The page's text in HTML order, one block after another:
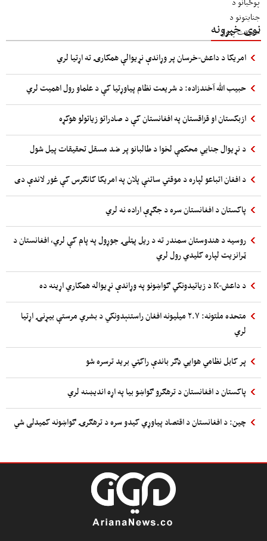
نوی خبرونه
امریکا د داعش-خرسان پر وړاندې نړیوالې همکارۍ ته اړتیا لري
حبیب الله آخندزاده: د شریعت نظام پیاوړتیا کې د علماو رول اهمیت لري
ازبکستان او قزاقستان په افغانستان کې د صادراتو زیاتولو هوکړه
د نړیوال جنایي محکمې لخوا د طالبانو پر ضد مسقل تحقیقات پیل شول
د افغان اتباعو لپاره د موقتي ساتنې پلان په امریکا کانګرس کې غور لاندې دی
پاکستان د افغانستان سره د جګړې اراده نه لري
روسیه د هندوستان سمندر ته د ریل پټلۍ جوړول په پام کې لري، افغانستان د
ټرانزیت لپاره کلیدي رول لري
د داعش-K د زیاتیدونکي ګواښونو په وړاندې نړیواله همکاري اړینه ده
متحده ملتونه: ۲.۷ میلیونه افغان راستنېدونکي د بشري مرستې بیړنۍ اړتیا
لري
پر کابل نظامي هوایي ډګر باندې راکټي برید ترسره شو
پاکستان د افغانستان د ترهګرو ګواښو بیا په اړه اندیښنه لري
چین: د افغانستان د اقتصاد پیاوړي کیدو سره د ترهګرۍ ګواښونه کمیدلی شي